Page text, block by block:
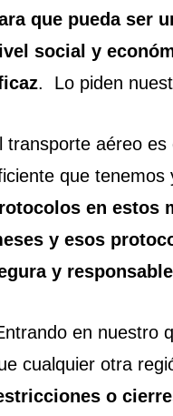
que pueda ser
social y
. Lo piden
transporte aéreo
que
en estos
y esos
y responsable
en nuestro
cualquier otra
o